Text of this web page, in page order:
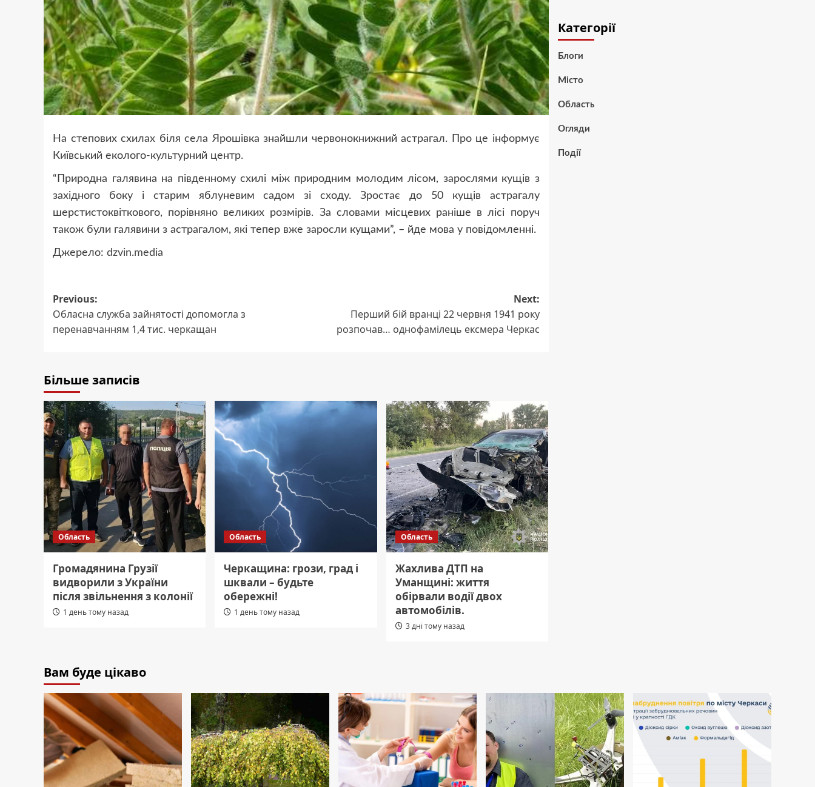
На степових схилах біля села Ярошівка знайшли червонокнижний астрагал. Про це інформує
Київський еколого-культурний центр.
“Природна галявина на південному схилі між природним молодим лісом, зарослями кущів з
західного боку і старим яблуневим садом зі сходу. Зростає до 50 кущів астрагалу
шерстистоквіткового, порівняно великих розмірів. За словами місцевих раніше в лісі поруч
також були галявини з астрагалом, які тепер вже заросли кущами”, – йде мова у повідомленні.
Джерело: dzvin.media
Post
navigation
Previous:
Обласна служба зайнятості допомогла з
перенавчанням 1,4 тис. черкащан
Next:
Перший бій вранці 22 червня 1941 року
розпочав… однофамілець ексмера Черкас
Більше записів
Область
Громадянина Грузії
видворили з України
після звільнення з колонії
1 день тому назад
Область
Черкащина: грози, град і
шквали – будьте
обережні!
1 день тому назад
Область
Жахлива ДТП на
Уманщині: життя
обірвали водії двох
автомобілів.
3 дні тому назад
Категорії
Блоги
Місто
Область
Огляди
Події
Вам буде цікаво